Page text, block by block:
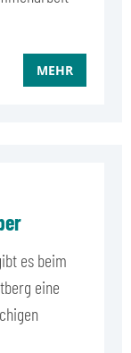
MEHR
es beim
eine